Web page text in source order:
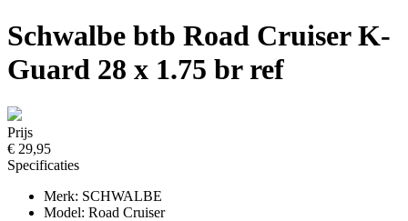
Schwalbe btb Road Cruiser K-
Guard 28 x 1.75 br ref
Prijs
€ 29,95
Specificaties
Merk: SCHWALBE
Model: Road Cruiser